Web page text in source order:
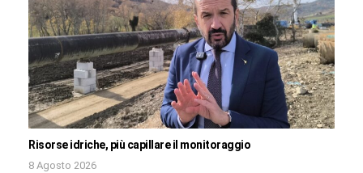
Risorse idriche, più capillare il monitoraggio
8 Agosto 2026